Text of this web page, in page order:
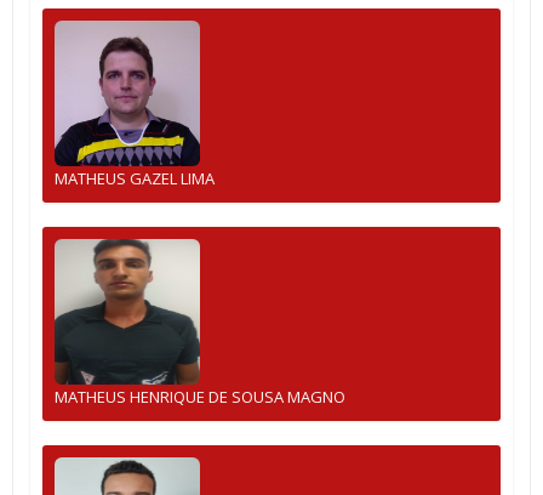
MATHEUS GAZEL LIMA
MATHEUS HENRIQUE DE SOUSA MAGNO